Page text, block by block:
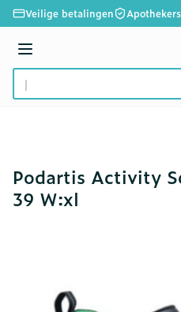
Ga naar de inhoud
Veilige betalingen
Menu
Product, merk, categorie...
Podartis Activity
39 W:xl